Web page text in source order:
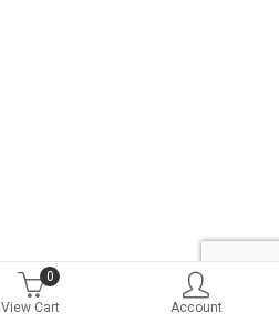
0
View Cart
Account